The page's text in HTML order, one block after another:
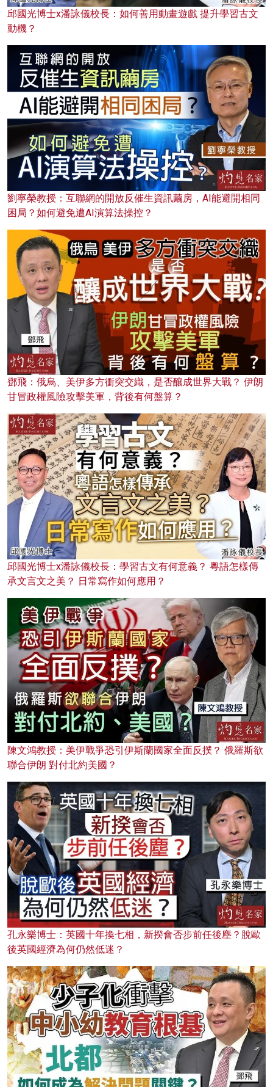
邱國光博士x潘詠儀校長：如何善用動畫遊戲 提升學習古文
動機？
劉寧榮教授：互聯網的開放反催生資訊繭房，AI能避開相同
困局？如何避免遭AI演算法操控？
鄧飛：俄烏、美伊多方衝突交織，是否釀成世界大戰？ 伊朗
甘冒政權風險攻擊美軍，背後有何盤算？
邱國光博士x潘詠儀校長：學習古文有何意義？ 粵語怎樣傳
承文言文之美？ 日常寫作如何應用？
陳文鴻教授：美伊戰爭恐引伊斯蘭國家全面反撲？ 俄羅斯欲
聯合伊朗 對付北約美國？
孔永樂博士：英國十年換七相，新揆會否步前任後塵？脫歐
後英國經濟為何仍然低迷？